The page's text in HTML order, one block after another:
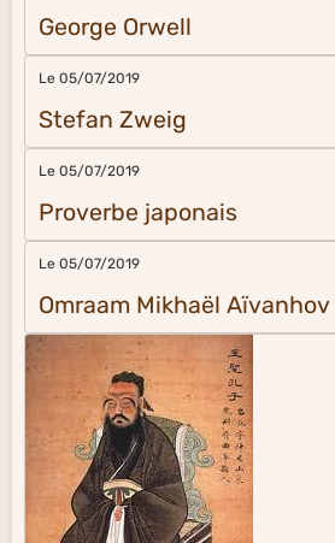
George Orwell
Le 05/07/2019
Stefan Zweig
Le 05/07/2019
Proverbe japonais
Le 05/07/2019
Omraam Mikhaël Aïvanhov